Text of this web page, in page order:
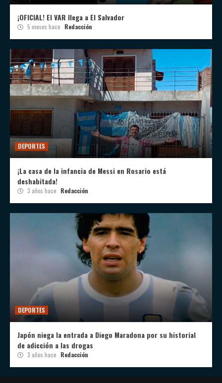
¡OFICIAL! El VAR llega a El Salvador
5 meses hace Redacción
DEPORTES
¡La casa de la infancia de Messi en Rosario está
deshabitada!
3 años hace Redacción
DEPORTES
Japón niega la entrada a Diego Maradona por su historial
de adicción a las drogas
3 años hace Redacción